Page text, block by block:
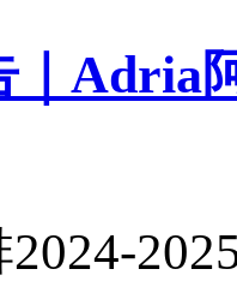
｜Adria